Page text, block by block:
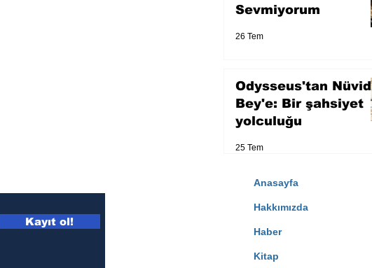
Sevmiyorum
26 Tem
Odysseus'tan Nüvid
Bey'e: Bir şahsiyet
yolculuğu
25 Tem
Kayıt ol!
Anasayfa
Hakkımızda
Haber
Kitap